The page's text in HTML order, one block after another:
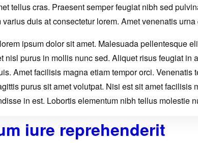
tellus cras. Praesent semper feugiat nibh sed
duis at consectetur lorem. Amet venenatis
ipsum dolor sit amet. Malesuada pellentesque
nisl purus in mollis nunc sed. Aliquet risus feugiat
Amet facilisis magna etiam tempor orci.
purus sit amet volutpat. Nisi est sit amet
in est. Lobortis elementum nibh tellus molestie
iure reprehenderit